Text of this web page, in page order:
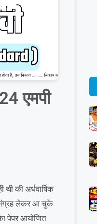
एमपी
की अर्धवार्षिक
संग्रह लेकर आ चुके
पेपर आयोजित